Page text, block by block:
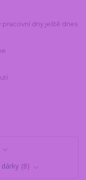
pracovní dny ještě dnes
8